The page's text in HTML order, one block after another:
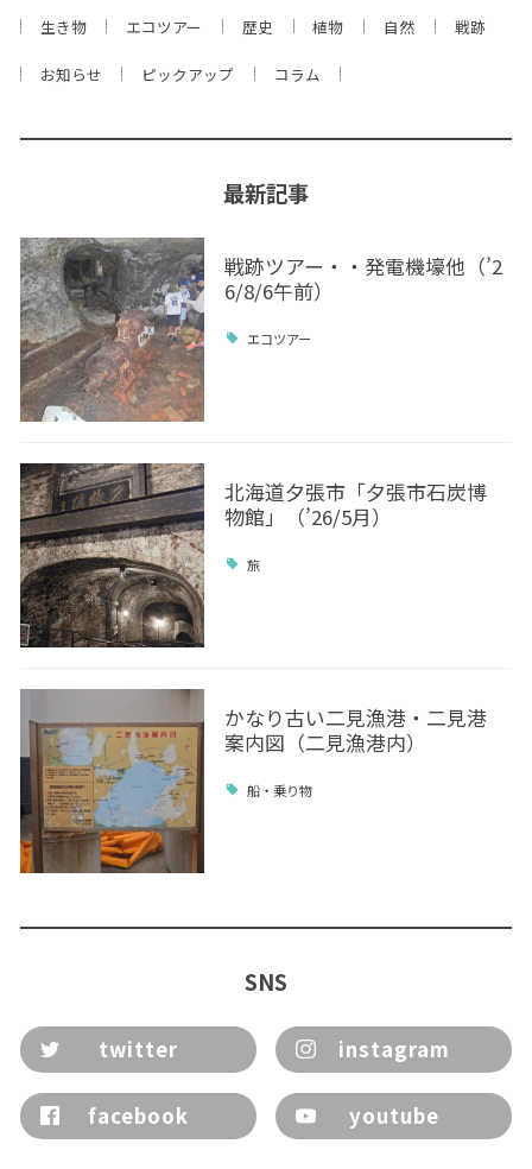
生き物 エコツアー 歴史 植物 自然 戦跡
お知らせ ピックアップ コラム
最新記事
戦跡ツアー・・発電機壕他（’2
6/8/6午前）
エコツアー
北海道夕張市「夕張市石炭博
物館」（’26/5月）
旅
かなり古い二見漁港・二見港
案内図（二見漁港内）
船・乗り物
SNS
twitter instagram
facebook youtube